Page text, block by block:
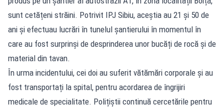
sunt cetățeni străini. Potrivit IPJ Sibiu, aceștia au 21 și 50 de
ani și efectuau lucrări în tunelul șantierului în momentul în
care au fost surprinși de desprinderea unor bucăți de rocă și de
material din tavan.
În urma incidentului, cei doi au suferit vătămări corporale și au
fost transportați la spital, pentru acordarea de îngrijiri
medicale de specialitate. Polițiștii continuă cercetările pentru